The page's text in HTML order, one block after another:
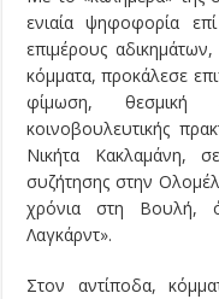
ενιαία ψηφοφορία
επιμέρους
κόμματα, προκάλεσε
φίμωση, θεσμική
κοινοβουλευτικής
Νικήτα Κακλαμάνη,
συζήτησης στην
χρόνια στη Βουλή,
Λαγκάρντ».
Στον αντίποδα,